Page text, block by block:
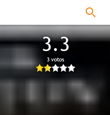
3.3
3 votos